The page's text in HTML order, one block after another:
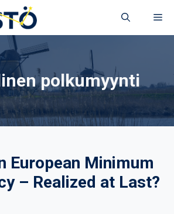
polkumyynti
European Minimum
– Realized at Last?